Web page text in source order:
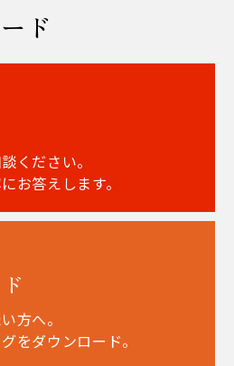
ド
ください。
お答えします。
方へ。
をダウンロード。